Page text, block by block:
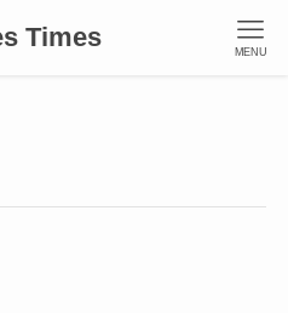
Times MENU